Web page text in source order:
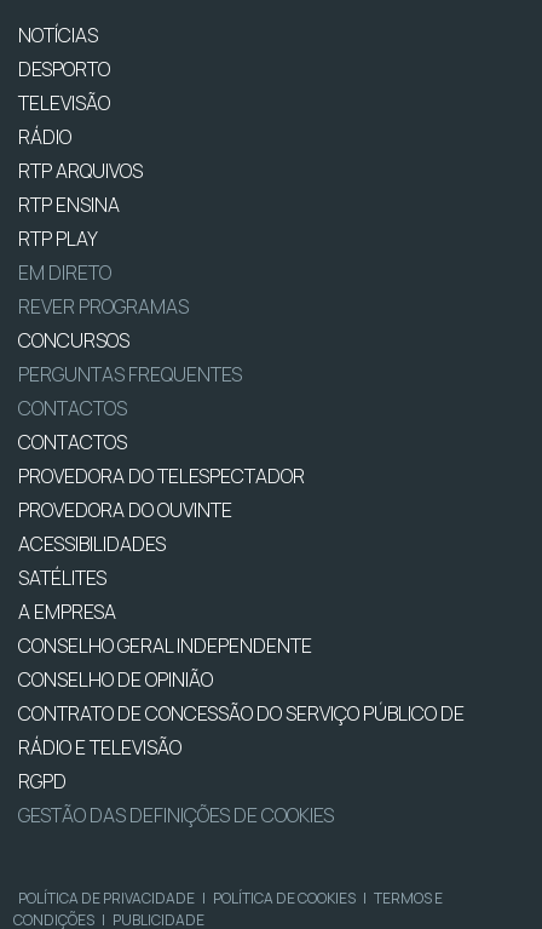
NOTÍCIAS
DESPORTO
TELEVISÃO
RÁDIO
RTP ARQUIVOS
RTP ENSINA
RTP PLAY
EM DIRETO
REVER PROGRAMAS
CONCURSOS
PERGUNTAS FREQUENTES
CONTACTOS
CONTACTOS
PROVEDORA DO TELESPECTADOR
PROVEDORA DO OUVINTE
ACESSIBILIDADES
SATÉLITES
A EMPRESA
CONSELHO GERAL INDEPENDENTE
CONSELHO DE OPINIÃO
CONTRATO DE CONCESSÃO DO SERVIÇO PÚBLICO DE
RÁDIO E TELEVISÃO
RGPD
GESTÃO DAS DEFINIÇÕES DE COOKIES
POLÍTICA DE PRIVACIDADE | POLÍTICA DE COOKIES | TERMOS E
CONDIÇÕES | PUBLICIDADE